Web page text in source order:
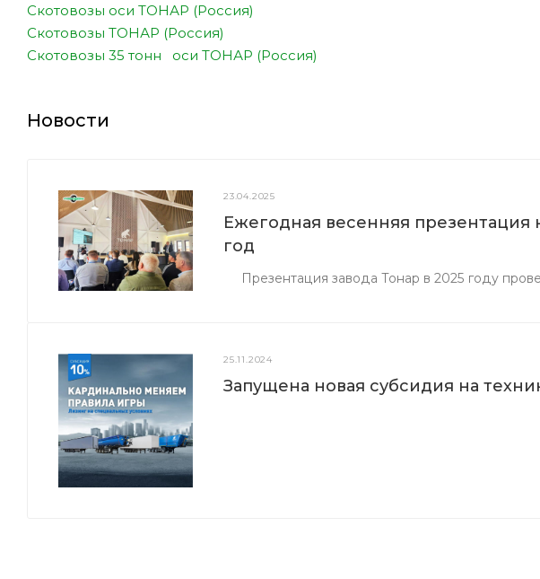
Скотовозы оси ТОНАР (Россия)
Скотовозы ТОНАР (Россия)
Скотовозы 35 тонн оси ТОНАР (Россия)
Новости
23.04.2025
Ежегодная весенняя презентация
год
Презентация завода Тонар в 2025 году
25.11.2024
Запущена новая субсидия на